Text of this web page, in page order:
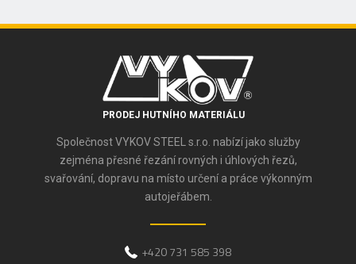
PRODEJ HUTNÍHO MATERIÁLU
Společnost VYKOV STEEL s.r.o. nabízí jako služby
zejména přesné řezání rovných i úhlových řezů,
svařování, dopravu na místo určení a práce výkonným
autojeřábem.
+420 731 585 398